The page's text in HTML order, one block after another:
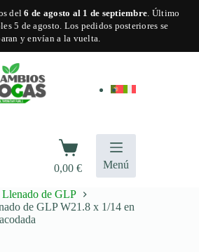
del6 de agosto al 1 de septiembre. Último
5 de agosto. Los pedidos posteriores se
y envían a la vuelta.
Carro
de
compra
0,00€ Menú
Llenado de GLP
de GLP W21.8 x 1/14 en